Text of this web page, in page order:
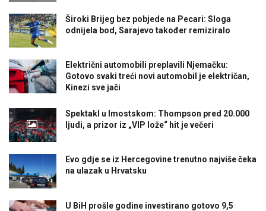
Široki Brijeg bez pobjede na Pecari: Sloga
odnijela bod, Sarajevo također remiziralo
Električni automobili preplavili Njemačku:
Gotovo svaki treći novi automobil je električan,
Kinezi sve jači
Spektakl u Imostskom: Thompson pred 20.000
ljudi, a prizor iz „VIP lože“ hit je večeri
Evo gdje se iz Hercegovine trenutno najviše čeka
na ulazak u Hrvatsku
U BiH prošle godine investirano gotovo 9,5